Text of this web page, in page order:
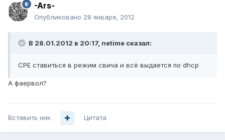
-Ars-
Опубликовано 28 января, 2012
В 28.01.2012 в 20:17, netime сказал:
CPE ставиться в режим свича и всё выдается по dhcp
А фаервол?
Вставить ник Цитата